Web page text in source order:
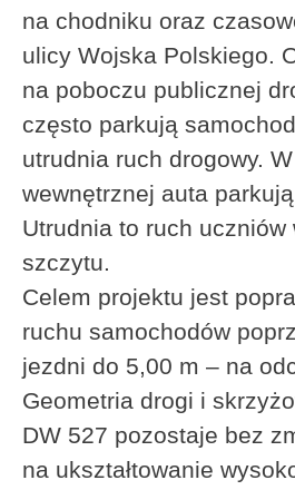
na chodniku oraz
ulicy Wojska Polskiego.
na poboczu publicznej
często parkują
utrudnia ruch drogowy.
wewnętrznej auta
Utrudnia to ruch uczniów
szczytu.
Celem projektu jest
ruchu samochodów
jezdni do 5,00 m – na
Geometria drogi i
DW 527 pozostaje bez
na ukształtowanie